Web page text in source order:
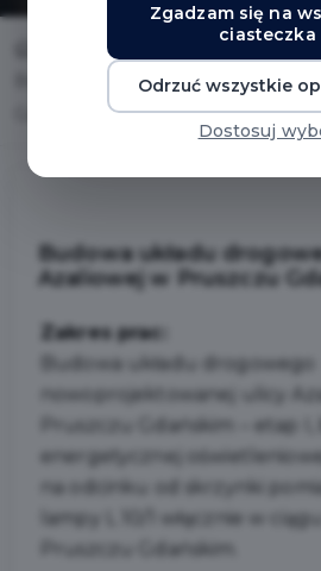
Inwestycje
Budowa układu drogowego ul.
Budowa układu
Azaliowej w Pruszczu
Zakres prac:
Budowa układu drogowego
nowoprojektowanej ulicy
Pruszczu Gdańskim – etap I,
energetycznej
na odcinku od skrzynki
lampy L 10/1 włącznie w
Pruszczu Gdańskim.
Zgadzam się na
ciasteczka
Odrzuć wszystkie
Dostosuj